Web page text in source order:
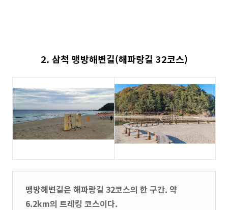
2. 삼척 맹방해변길(해파랑길 32코스)
맹방해변길은 해파랑길 32코스의 한 구간. 약
6.2km의 트레킹 코스이다.